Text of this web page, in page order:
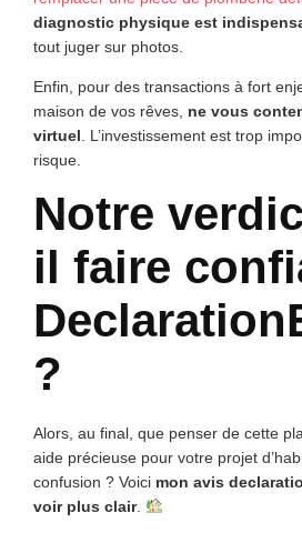
diagnostic physique est
tout juger sur photos.
Enfin, pour des transactions à fort
maison de vos rêves, ne vous
virtuel . L’investissement est trop
risque.
Notre
il faire
?
Alors, au final, que penser de cette
aide précieuse pour votre projet
confusion ? Voici mon avis
voir plus clair.